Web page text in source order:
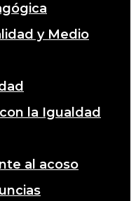
y Medio
la Igualdad
al acoso